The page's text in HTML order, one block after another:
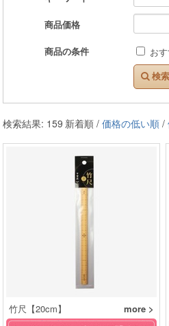
商品価格
商品の条件 お
検
検索結果: 159 新着順 / 価格の低い順 /
竹尺【20cm】 more >